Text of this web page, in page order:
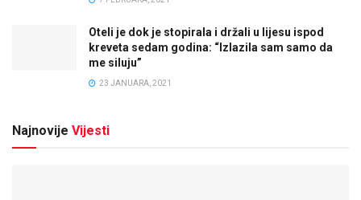
Oteli je dok je stopirala i držali u lijesu ispod
kreveta sedam godina: “Izlazila sam samo da
me siluju”
23 JANUARA, 2021
Najnovije Vijesti